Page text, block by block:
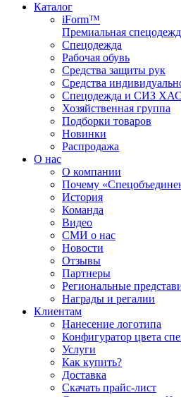
Каталог
iForm™
Премиальная
Спецодежда
Рабочая обувь
Средства защиты рук
Средства
Спецодежда и СИЗ
Хозяйственная группа
Подборки товаров
Новинки
Распродажа
О нас
О компании
Почему
История
Команда
Видео
СМИ о нас
Новости
Отзывы
Партнеры
Региональные
Награды и регалии
Клиентам
Нанесение логотипа
Конфигуратор цвета
Услуги
Как купить?
Доставка
Скачать прайс-лист